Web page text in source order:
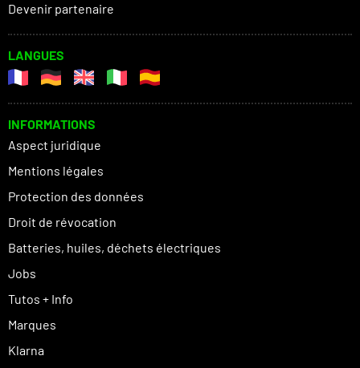
Devenir partenaire
LANGUES
INFORMATIONS
Aspect juridique
Mentions légales
Protection des données
Droit de révocation
Batteries, huiles, déchets électriques
Jobs
Tutos + Info
Marques
Klarna